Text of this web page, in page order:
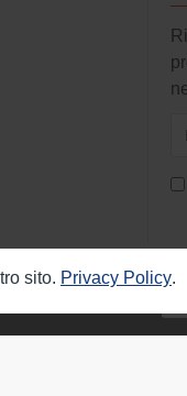
sito. Privacy Policy.